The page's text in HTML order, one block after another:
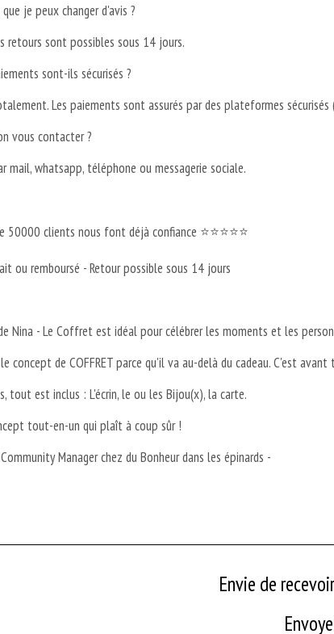
je peux changer d'avis ?
retours sont possibles sous 14 jours.
sont-ils sécurisés ?
Les paiements sont assurés par des plateformes sécurisés
vous contacter ?
mail, whatsapp, téléphone ou messagerie sociale.
50000 clients nous font déjà confiance ⭐⭐⭐⭐⭐
ou remboursé - Retour possible sous 14 jours
Nina - Le Coffret est idéal pour célébrer les moments et les
concept de COFFRET parce qu'il va au-delà du cadeau. C'est
tout est inclus : L'écrin, le ou les Bijou(x), la carte.
tout-en-un qui plaît à coup sûr !
Manager chez du Bonheur dans les épinards -
Envie de